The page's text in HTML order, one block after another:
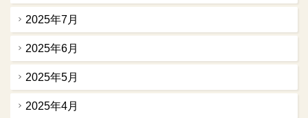
2025年7月
2025年6月
2025年5月
2025年4月